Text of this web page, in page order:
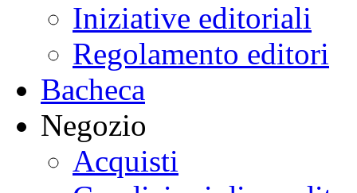
Iniziative editoriali
Regolamento editori
Bacheca
Negozio
Acquisti